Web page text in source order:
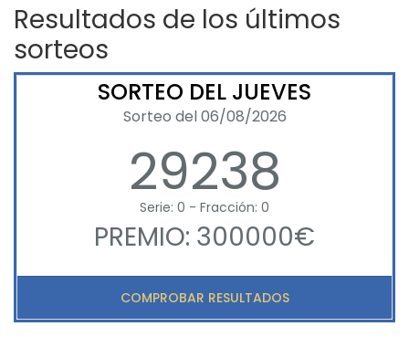
Resultados de los últimos
sorteos
SORTEO DEL JUEVES
Sorteo del 06/08/2026
29238
Serie: 0 - Fracción: 0
PREMIO: 300000€
COMPROBAR RESULTADOS